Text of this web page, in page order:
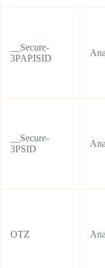
__Secure-
3PAPISID
__Secure-
3PSID
OTZ